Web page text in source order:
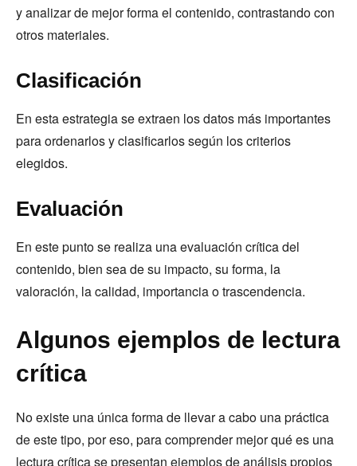
y analizar de mejor forma el contenido, contrastando con
otros materiales.
Clasificación
En esta estrategia se extraen los datos más importantes
para ordenarlos y clasificarlos según los criterios
elegidos.
Evaluación
En este punto se realiza una evaluación crítica del
contenido, bien sea de su impacto, su forma, la
valoración, la calidad, importancia o trascendencia.
Algunos ejemplos de lectura
crítica
No existe una única forma de llevar a cabo una práctica
de este tipo, por eso, para comprender mejor qué es una
lectura crítica se presentan ejemplos de análisis propios